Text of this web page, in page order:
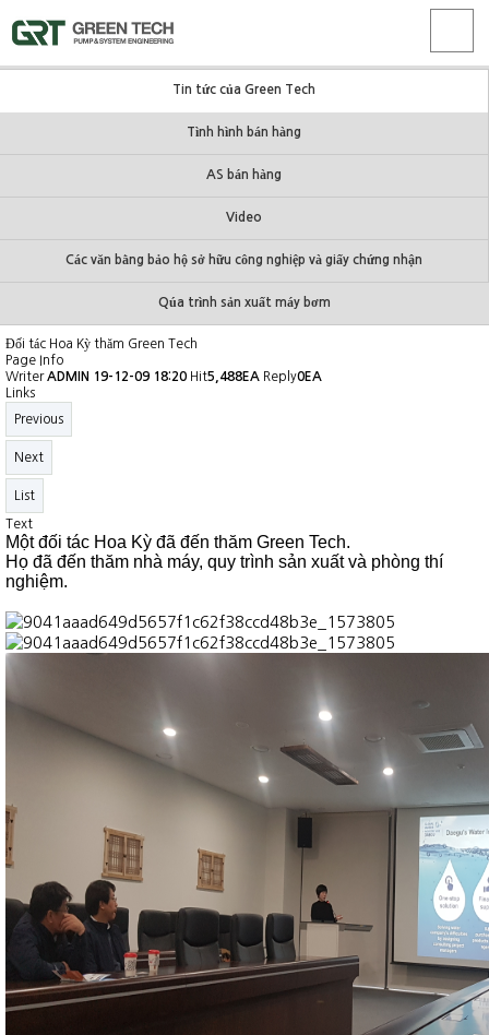
Tin tức của Green Tech
Tình hình bán hàng
AS bán hàng
Video
Các văn bằng bảo hộ sở hữu công nghiệp và giấy chứng nhận
Qúa trình sản xuất máy bơm
Đối tác Hoa Kỳ thăm Green Tech
Page Info
WriterADMIN 19-12-09 18:20 Hit5,488EA Reply0EA
Links
Previous
Next
List
Text
Một đối tác Hoa Kỳ đã đến thăm Green Tech.
Họ đã đến thăm nhà máy, quy trình sản xuất và phòng thí
nghiệm.